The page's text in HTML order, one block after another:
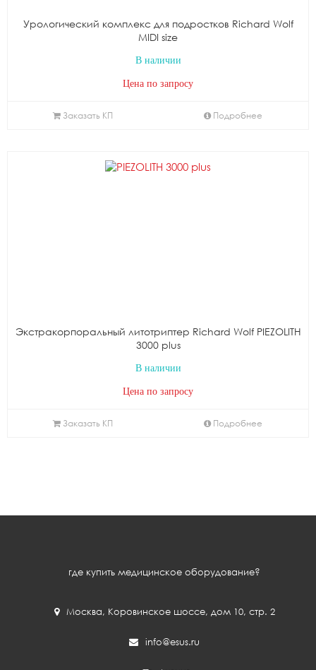
Урологический комплекс для подростков Richard Wolf
MIDI size
В наличии
Цена по запросу
Заказать КП Подробнее
Экстракорпоральный литотриптер Richard Wolf PIEZOLITH
3000 plus
В наличии
Цена по запросу
Заказать КП Подробнее
где купить медицинское оборудование?
Москва, Коровинское шоссе, дом 10, стр. 2
info@esus.ru